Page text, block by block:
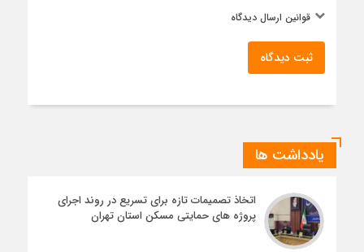
قوانین ارسال دیدگاه
ثبت دیدگاه
یادداشت ها
اتخاذ تصمیمات تازه برای تسریع در روند اجرای
پروژه های حمایتی مسکن استان تهران